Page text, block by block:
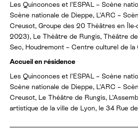
Les Quinconces et l’ESPAL – Scène
Scène nationale de Dieppe, L’ARC –
Creusot, Groupe des 20 Théâtres en Île-
2023), Le Théâtre de Rungis, Théâtre
Sec, Houdremont – Centre culturel de la
Accueil en résidence
Les Quinconces et l’ESPAL – Scène
Scène nationale de Dieppe, L’ARC –
Creusot, Le Théâtre de Rungis,
artistique de la ville de Lyon, le 34 Rue